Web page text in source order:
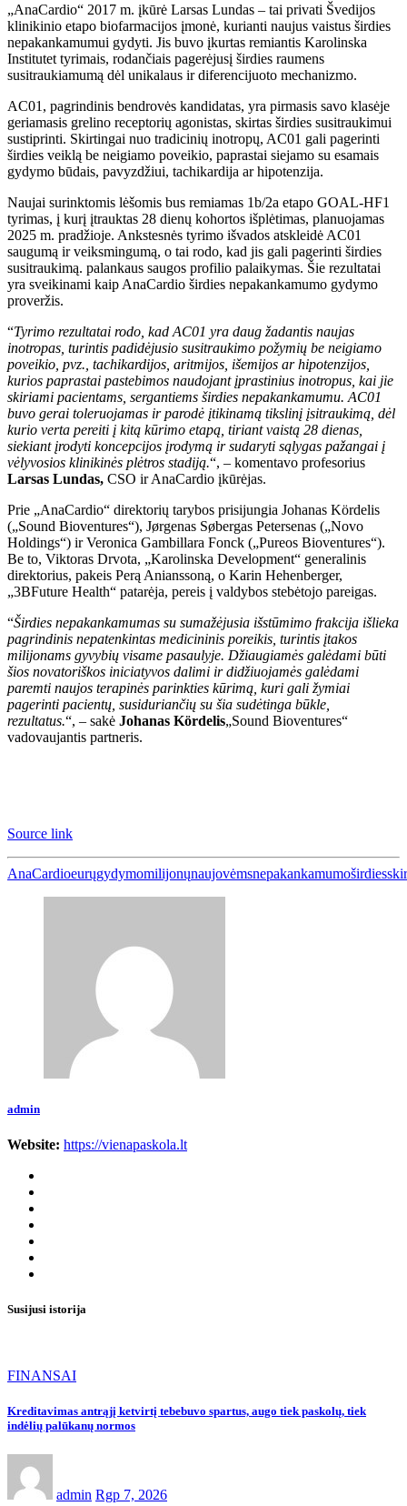
„AnaCardio“ 2017 m. įkūrė Larsas Lundas – tai privati ​​Švedijos
klinikinio etapo biofarmacijos įmonė, kurianti naujus vaistus širdies
nepakankamumui gydyti. Jis buvo įkurtas remiantis Karolinska
Institutet tyrimais, rodančiais pagerėjusį širdies raumens
susitraukiamumą dėl unikalaus ir diferencijuoto mechanizmo.
AC01, pagrindinis bendrovės kandidatas, yra pirmasis savo klasėje
geriamasis grelino receptorių agonistas, skirtas širdies susitraukimui
sustiprinti. Skirtingai nuo tradicinių inotropų, AC01 gali pagerinti
širdies veiklą be neigiamo poveikio, paprastai siejamo su esamais
gydymo būdais, pavyzdžiui, tachikardija ar hipotenzija.
Naujai surinktomis lėšomis bus remiamas 1b/2a etapo GOAL-HF1
tyrimas, į kurį įtrauktas 28 dienų kohortos išplėtimas, planuojamas
2025 m. pradžioje. Ankstesnės tyrimo išvados atskleidė AC01
saugumą ir veiksmingumą, o tai rodo, kad jis gali pagerinti širdies
susitraukimą. palankaus saugos profilio palaikymas. Šie rezultatai
yra sveikinami kaip AnaCardio širdies nepakankamumo gydymo
proveržis.
“Tyrimo rezultatai rodo, kad AC01 yra daug žadantis naujas
inotropas, turintis padidėjusio susitraukimo požymių be neigiamo
poveikio, pvz., tachikardijos, aritmijos, išemijos ar hipotenzijos,
kurios paprastai pastebimos naudojant įprastinius inotropus, kai jie
skiriami pacientams, sergantiems širdies nepakankamumu. AC01
buvo gerai toleruojamas ir parodė įtikinamą tikslinį įsitraukimą, dėl
kurio verta pereiti į kitą kūrimo etapą, tiriant vaistą 28 dienas,
siekiant įrodyti koncepcijos įrodymą ir sudaryti sąlygas pažangai į
vėlyvosios klinikinės plėtros stadiją.“, – komentavo profesorius
Larsas Lundas, CSO ir AnaCardio įkūrėjas.
Prie „AnaCardio“ direktorių tarybos prisijungia Johanas Kördelis
(„Sound Bioventures“), Jørgenas Søbergas Petersenas („Novo
Holdings“) ir Veronica Gambillara Fonck („Pureos Bioventures“).
Be to, Viktoras Drvota, „Karolinska Development“ generalinis
direktorius, pakeis Perą Anianssoną, o Karin Hehenberger,
„3BFuture Health“ patarėja, pereis į valdybos stebėtojo pareigas.
“Širdies nepakankamumas su sumažėjusia išstūmimo frakcija išlieka
pagrindinis nepatenkintas medicininis poreikis, turintis įtakos
milijonams gyvybių visame pasaulyje. Džiaugiamės galėdami būti
šios novatoriškos iniciatyvos dalimi ir didžiuojamės galėdami
paremti naujos terapinės parinkties kūrimą, kuri gali žymiai
pagerinti pacientų, susiduriančių su šia sudėtinga būkle,
rezultatus.“, – sakė Johanas Kördelis„Sound Bioventures“
vadovaujantis partneris.
Source link
AnaCardioeurųgydymomilijonųnaujovėmsnepakankamumoširdies
admin
Website: https://vienapaskola.lt
Susijusi istorija
FINANSAI
Kreditavimas antrąjį ketvirtį tebebuvo spartus, augo tiek paskolų, tiek
indėlių palūkanų normos
admin Rgp 7, 2026